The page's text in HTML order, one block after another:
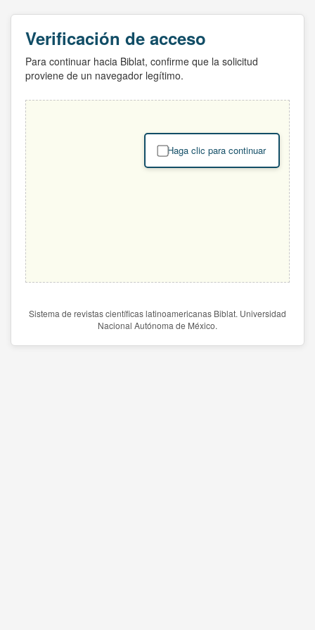
Verificación de acceso
Para continuar hacia Biblat, confirme que la solicitud
proviene de un navegador legítimo.
Haga clic para continuar
Sistema de revistas científicas latinoamericanas Biblat. Universidad
Nacional Autónoma de México.